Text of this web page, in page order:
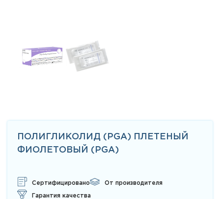
ПОЛИГЛИКОЛИД (PGA) ПЛЕТЕНЫЙ
ФИОЛЕТОВЫЙ (PGA)
Сертифицировано От производителя
Гарантия качества